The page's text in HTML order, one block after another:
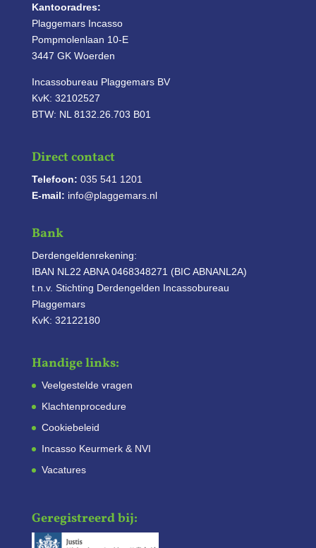
Kantooradres:
Plaggemars Incasso
Pompmolenlaan 10-E
3447 GK Woerden
Incassobureau Plaggemars BV
KvK: 32102527
BTW: NL 8132.26.703 B01
Direct contact
Telefoon: 035 541 1201
E-mail: info@plaggemars.nl
Bank
Derdengeldenrekening:
IBAN NL22 ABNA 0468348271 (BIC ABNANL2A)
t.n.v. Stichting Derdengelden Incassobureau
Plaggemars
KvK: 32122180
Handige links:
Veelgestelde vragen
Klachtenprocedure
Cookiebeleid
Incasso Keurmerk & NVI
Vacatures
Geregistreerd bij: